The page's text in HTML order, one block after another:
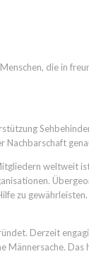
die in
Nachbarschaft
weltweit
zu
Derzeit
Männersache.